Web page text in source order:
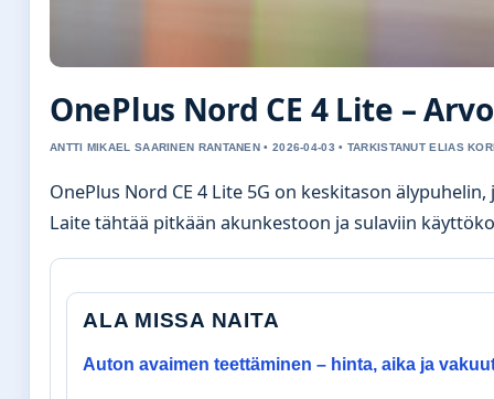
OnePlus Nord CE 4 Lite –
ANTTI MIKAEL SAARINEN RANTANEN • 2026-04-03 • TARKISTANUT ELIAS
OnePlus Nord CE 4 Lite 5G on keskitason
Laite tähtää pitkään akunkestoon ja sulaviin
ALA MISSA NAITA
Auton avaimen teettäminen – hinta, aika ja